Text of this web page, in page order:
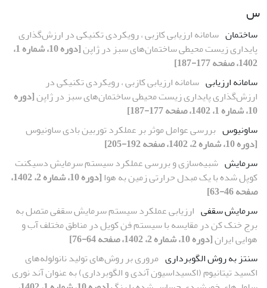
س
ساختمان سامانه ارزیابی کازبی ، رویکردی تکنیکی در ارزش‌گذاری
پایداری زیست محیطی ساختمان‌های سبز در ژاپن
[دوره 10، شماره 1،
1402، صفحه 177-187]
سامانه ارزیابی سامانه ارزیابی کازبی ، رویکردی تکنیکی در
ارزش‌گذاری پایداری زیست محیطی ساختمان‌های سبز در ژاپن[دوره
10، شماره 1، 1402، صفحه 177-187]
ساونیوس بررسی عوامل موثر بر عملکرد توربین بادی ساونیوس
[دوره 10، شماره 2، 1402، صفحه 192-205]
سرمایش شبیه‌سازی و بررسی عملکرد سیستم سرمایش دسیکنت
کوپل شده با یک مبدل حرارتی زمین به هوا
[دوره 10، شماره 2، 1402،
صفحه 46-63]
سرمایش سقفی ارزیابی عملکرد سیستم سرمایش سقفی متصل به
برج خنک کن در مقایسه با سیستم فن کویل در مناطق مختلف آب و
هوایی ایران[دوره 10، شماره 2، 1402، صفحه 64-76]
سنتز به روش الگوبرداری مروری بر روش‌‌های تولید نانولوله‌‌های
اکسید تیتانیوم (اکسیداسیون آندی و الگوبرداری) به عنوان آند نوری